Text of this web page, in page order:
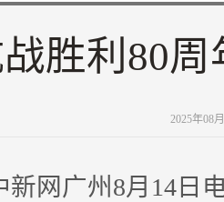
胜利80
2025年08
广州8月14日电